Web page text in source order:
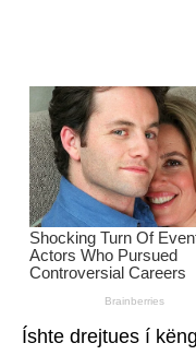
Íshte drejtues í